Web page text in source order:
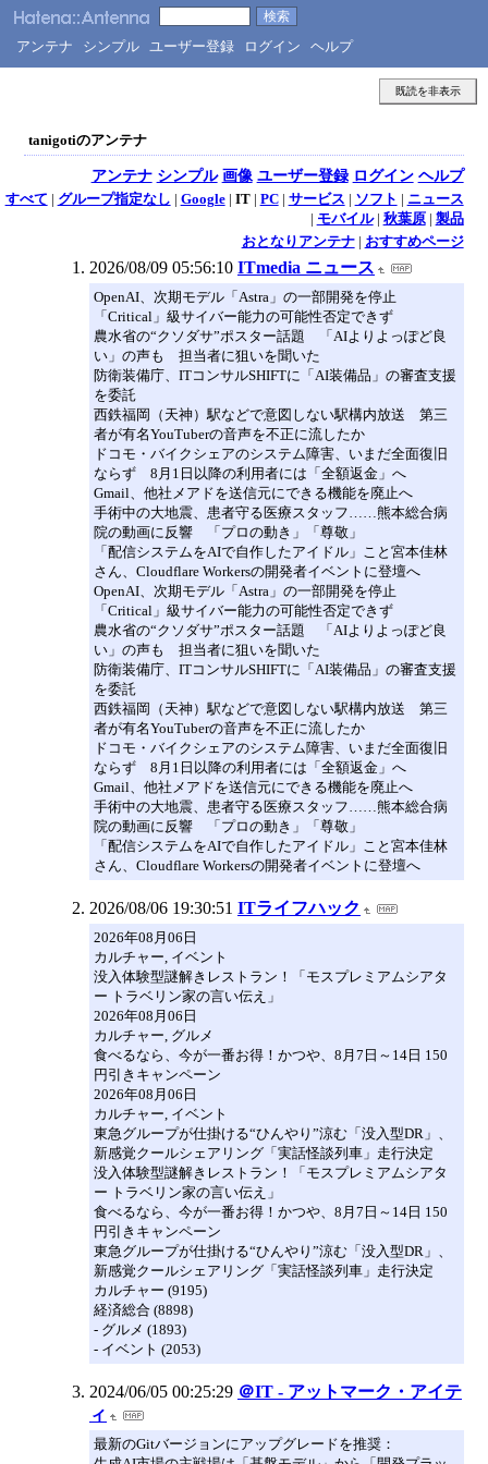
アンテナ シンプル ユーザー登録 ログイン ヘルプ
既読を非表示
tanigotiのアンテナ
アンテナ シンプル 画像 ユーザー登録 ログイン ヘルプ
すべて | グループ指定なし | Google| IT| PC| サービス | ソフト | ニュース
| モバイル| 秋葉原| 製品
おとなりアンテナ| おすすめページ
2026/08/09 05:56:10 ITmedia ニュース
OpenAI、次期モデル「Astra」の一部開発を停止
「Critical」級サイバー能力の可能性否定できず
農水省の“クソダサ”ポスター話題 「AIよりよっぽど良
い」の声も 担当者に狙いを聞いた
防衛装備庁、ITコンサルSHIFTに「AI装備品」の審査支援
を委託
西鉄福岡（天神）駅などで意図しない駅構内放送 第三
者が有名YouTuberの音声を不正に流したか
ドコモ・バイクシェアのシステム障害、いまだ全面復旧
ならず 8月1日以降の利用者には「全額返金」へ
Gmail、他社メアドを送信元にできる機能を廃止へ
手術中の大地震、患者守る医療スタッフ……熊本総合病
院の動画に反響 「プロの動き」「尊敬」
「配信システムをAIで自作したアイドル」こと宮本佳林
さん、Cloudflare Workersの開発者イベントに登壇へ
OpenAI、次期モデル「Astra」の一部開発を停止
「Critical」級サイバー能力の可能性否定できず
農水省の“クソダサ”ポスター話題 「AIよりよっぽど良
い」の声も 担当者に狙いを聞いた
防衛装備庁、ITコンサルSHIFTに「AI装備品」の審査支援
を委託
西鉄福岡（天神）駅などで意図しない駅構内放送 第三
者が有名YouTuberの音声を不正に流したか
ドコモ・バイクシェアのシステム障害、いまだ全面復旧
ならず 8月1日以降の利用者には「全額返金」へ
Gmail、他社メアドを送信元にできる機能を廃止へ
手術中の大地震、患者守る医療スタッフ……熊本総合病
院の動画に反響 「プロの動き」「尊敬」
「配信システムをAIで自作したアイドル」こと宮本佳林
さん、Cloudflare Workersの開発者イベントに登壇へ
2026/08/06 19:30:51 ITライフハック
2026年08月06日
カルチャー, イベント
没入体験型謎解きレストラン！「モスプレミアムシアタ
ー トラベリン家の言い伝え」
2026年08月06日
カルチャー, グルメ
食べるなら、今が一番お得！かつや、8月7日～14日 150
円引きキャンペーン
2026年08月06日
カルチャー, イベント
東急グループが仕掛ける“ひんやり”涼む「没入型DR」、
新感覚クールシェアリング「実話怪談列車」走行決定
没入体験型謎解きレストラン！「モスプレミアムシアタ
ー トラベリン家の言い伝え」
食べるなら、今が一番お得！かつや、8月7日～14日 150
円引きキャンペーン
東急グループが仕掛ける“ひんやり”涼む「没入型DR」、
新感覚クールシェアリング「実話怪談列車」走行決定
カルチャー (9195)
経済総合 (8898)
- グルメ (1893)
- イベント (2053)
2024/06/05 00:25:29 ＠IT - アットマーク・アイテ
ィ
最新のGitバージョンにアップグレードを推奨：